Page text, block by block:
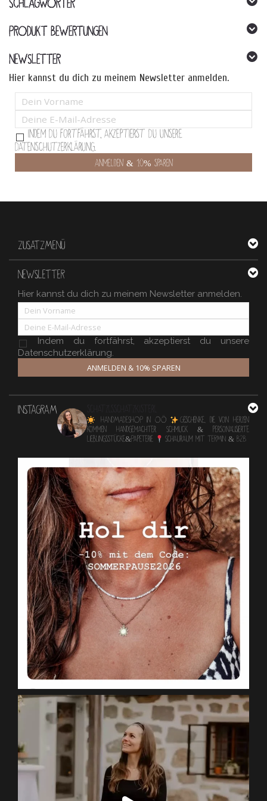
SCHLAGWÖRTER
PRODUKT BEWERTUNGEN
NEWSLETTER
Hier kannst du dich zu meinem Newsletter anmelden.
Indem Du fortfährst, akzeptierst Du unsere
Datenschutzerklärung.
ZUSATZMENÜ
NEWSLETTER
Hier kannst du dich zu meinem Newsletter anmelden.
Indem du fortfährst, akzeptierst du unsere
Datenschutzerklärung.
ANMELDEN & 10% SPAREN
INSTAGRAM
HANDMADESHOP in OÖ
Geschenke, die von Herzen
kommen Handgemachter Schmuck & personalisierte
Lieblingsstücke&Papeterie
Schauraum mit TERMIN & B2B